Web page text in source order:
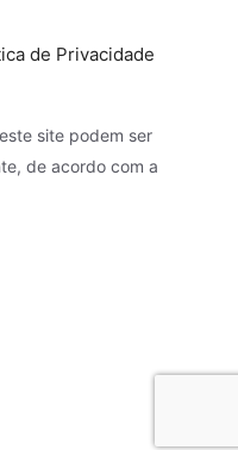
de Privacidade
site podem ser
de acordo com a